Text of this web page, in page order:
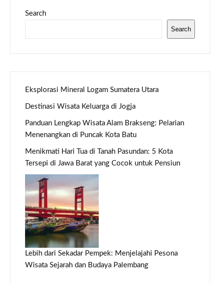
Search
Search
Eksplorasi Mineral Logam Sumatera Utara
Destinasi Wisata Keluarga di Jogja
Panduan Lengkap Wisata Alam Brakseng: Pelarian
Menenangkan di Puncak Kota Batu
Menikmati Hari Tua di Tanah Pasundan: 5 Kota
Tersepi di Jawa Barat yang Cocok untuk Pensiun
Lebih dari Sekadar Pempek: Menjelajahi Pesona
Wisata Sejarah dan Budaya Palembang